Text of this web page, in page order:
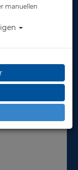
manuellen